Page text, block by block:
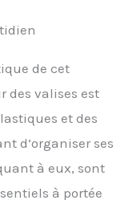
la valise
ET À
: Les
permettent
sans
un bruit
que la
et
de cet
des valises est
et des
d’organiser ses
à eux, sont
à portée